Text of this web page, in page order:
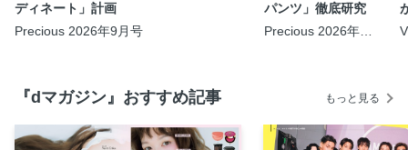
ディネート」計画
Precious 2026年9月号
パンツ」徹底研究
Precious 2026年9
『dマガジン』おすすめ記事 もっと見る